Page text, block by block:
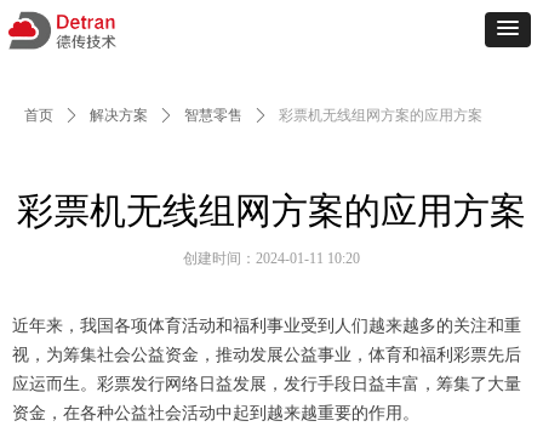
彩票机无线组网方案的应用方案
近年来，我国各项体育活动和福利事业受到人们越来越多的关注和重
视，为筹集社会公益资金，推动发展公益事业，体育和福利彩票先后
应运而生。彩票发行网络日益发展，发行手段日益丰富，筹集了大量
资金，在各种公益社会活动中起到越来越重要的作用。
创建时间： 2024-01-11 10:20
首页 ꄲ 解决方案 ꄲ 智慧零售 ꄲ 彩票机无线组网方案的应用方案